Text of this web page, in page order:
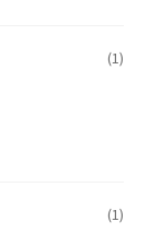
(1)
(1)